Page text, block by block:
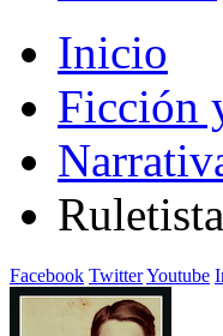
Inicio
Ficción
Facebook TwitterYoutube